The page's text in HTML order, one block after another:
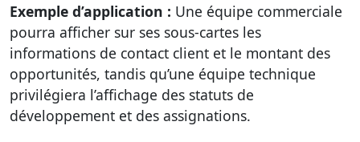
Exemple d’application : Une équipe commerciale
pourra afficher sur ses sous-cartes les
informations de contact client et le montant des
opportunités, tandis qu’une équipe technique
privilégiera l’affichage des statuts de
développement et des assignations.